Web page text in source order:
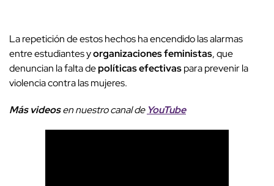
La repetición de estos hechos ha encendido las alarmas
entre estudiantes yorganizaciones feministas, que
denuncian la falta depolíticas efectivaspara prevenir la
violencia contra las mujeres.
Más videosen nuestro canal de YouTube